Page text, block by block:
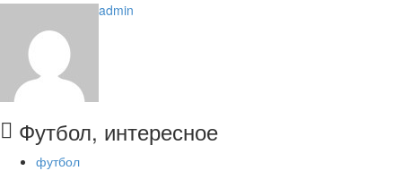
admin
Футбол, интересное
футбол